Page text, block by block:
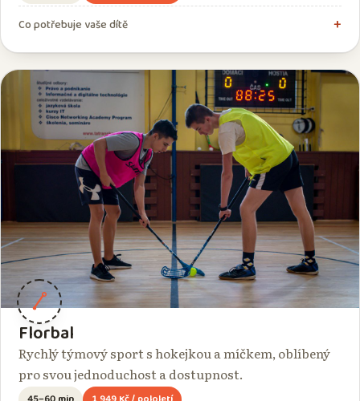
Co potřebuje vaše dítě
Florbal
Rychlý týmový sport s hokejkou a míčkem, oblíbený
pro svou jednoduchost a dostupnost.